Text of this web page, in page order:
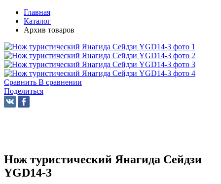
Главная
Каталог
Архив товаров
Сравнить В сравнении
Поделиться
Нож туристический Янагида Сейдзи
YGD14-3